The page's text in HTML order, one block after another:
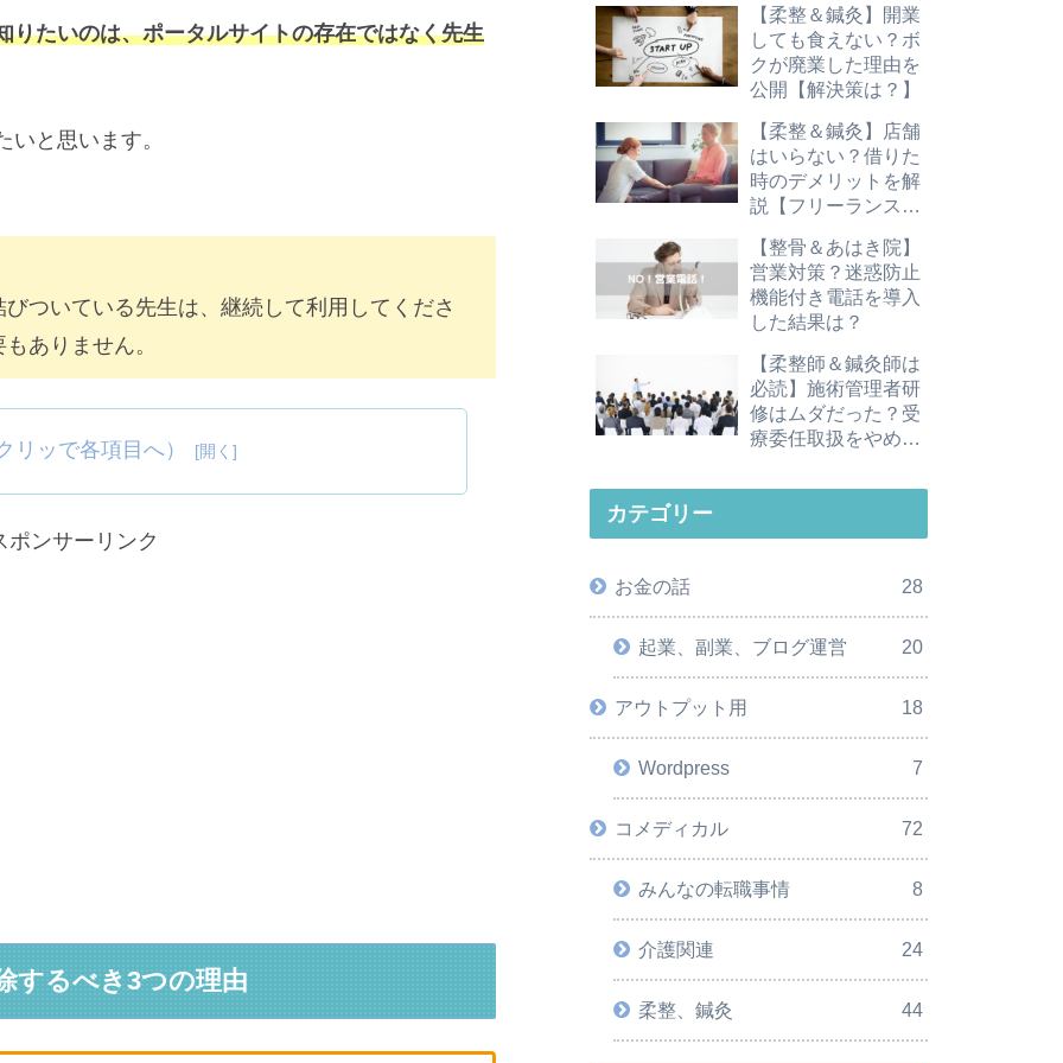
りたいのは、ポータルサイトの存在ではなく先生
と思います。
ついている先生は、継続して利用してくださ
ありません。
リッで各項目へ）
ポンサーリンク
するべき3つの理由
【柔整＆鍼灸】開業
しても食えない？ボ
クが廃業した理由を
公開【解決策は？】
【柔整＆鍼灸】店舗
はいらない？借りた
時のデメリットを解
説【フリーランス志
【整骨＆あはき院】
営業対策？迷惑防止
機能付き電話を導入
した結果は？
【柔整師＆鍼灸師は
必読】施術管理者研
修はムダだった？受
療委任取扱をやめる
カテゴリー
お金の話 28
起業、副業、ブログ運営 20
アウトプット用 18
Wordpress 7
コメディカル 72
みんなの転職事情 8
介護関連 24
柔整、鍼灸 44